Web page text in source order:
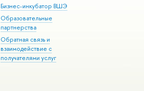
Бизнес-инкубатор ВШЭ
Образовательные
партнерства
Обратная связь и
взаимодействие с
получателями услуг